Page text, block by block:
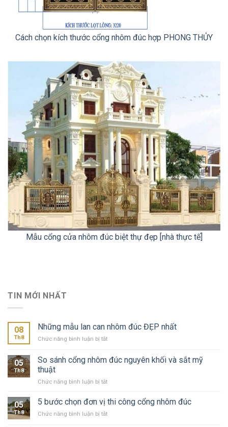
Cách chọn kích thước cổng nhôm đúc hợp PHONG THỦY
Mẫu cổng cửa nhôm đúc biệt thự đẹp [nhà thực tế]
TIN MỚI NHẤT
08
Th8
Những mẫu lan can nhôm đúc ĐẸP nhất
Chức năng bình luận bị tắtở
mẫu
lan
nhôm
ĐẸP
05
Th8
So sánh cổng nhôm đúc nguyên khối và sắt mỹ
thuật
Chức năng bình luận bị tắtở
sánh
nhôm
05
Th8
5 bước chọn đơn vị thi công cổng nhôm đúc
Chức năng bình luận bị tắtở